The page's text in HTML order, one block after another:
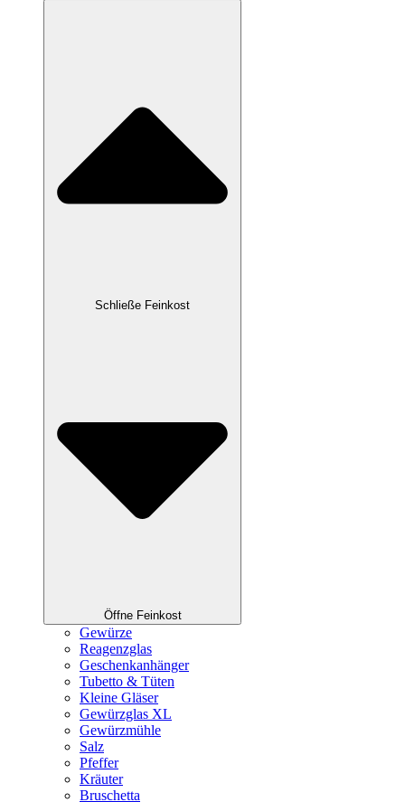
Schließe Feinkost
Öffne Feinkost
Gewürze
Reagenzglas
Geschenkanhänger
Tubetto & Tüten
Kleine Gläser
Gewürzglas XL
Gewürzmühle
Salz
Pfeffer
Kräuter
Bruschetta